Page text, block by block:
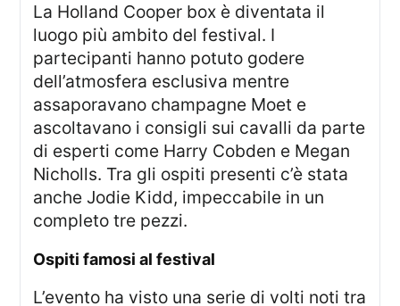
La Holland Cooper box è diventata il
luogo più ambito del festival. I
partecipanti hanno potuto godere
dell’atmosfera esclusiva mentre
assaporavano champagne Moet e
ascoltavano i consigli sui cavalli da parte
di esperti come Harry Cobden e Megan
Nicholls. Tra gli ospiti presenti c’è stata
anche Jodie Kidd, impeccabile in un
completo tre pezzi.
ospiti famosi al festival
L’evento ha visto una serie di volti noti tra